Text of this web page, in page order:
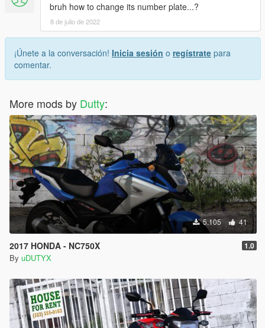
bruh how to change its number plate...?
8 de julio de 2022
¡Únete a la conversación! Inicia sesión o regístrate para
comentar.
More mods by Dutty:
5.105 41
2017 HONDA - NC750X 1.0
By uDUTYX